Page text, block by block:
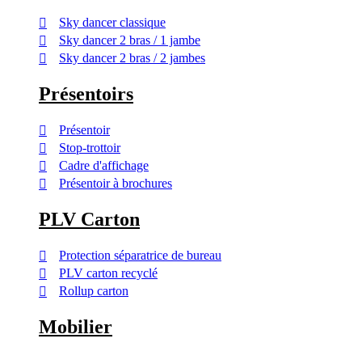
Sky dancer classique
Sky dancer 2 bras / 1 jambe
Sky dancer 2 bras / 2 jambes
Présentoirs
Présentoir
Stop-trottoir
Cadre d'affichage
Présentoir à brochures
PLV Carton
Protection séparatrice de bureau
PLV carton recyclé
Rollup carton
Mobilier